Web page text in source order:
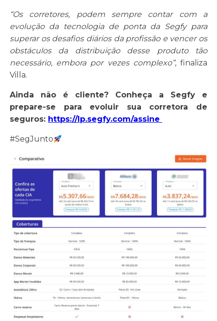
“Os corretores, podem sempre contar com a
evolução da tecnologia de ponta da Segfy para
superar os desafios diários da profissão e vencer os
obstáculos da distribuição desse produto tão
necessário, embora por vezes complexo”, finaliza
Villa.
Ainda não é cliente? Conheça a Segfy e
prepare-se para evoluir sua corretora de
seguros: https://lp.segfy.com/assine
#SegJunto